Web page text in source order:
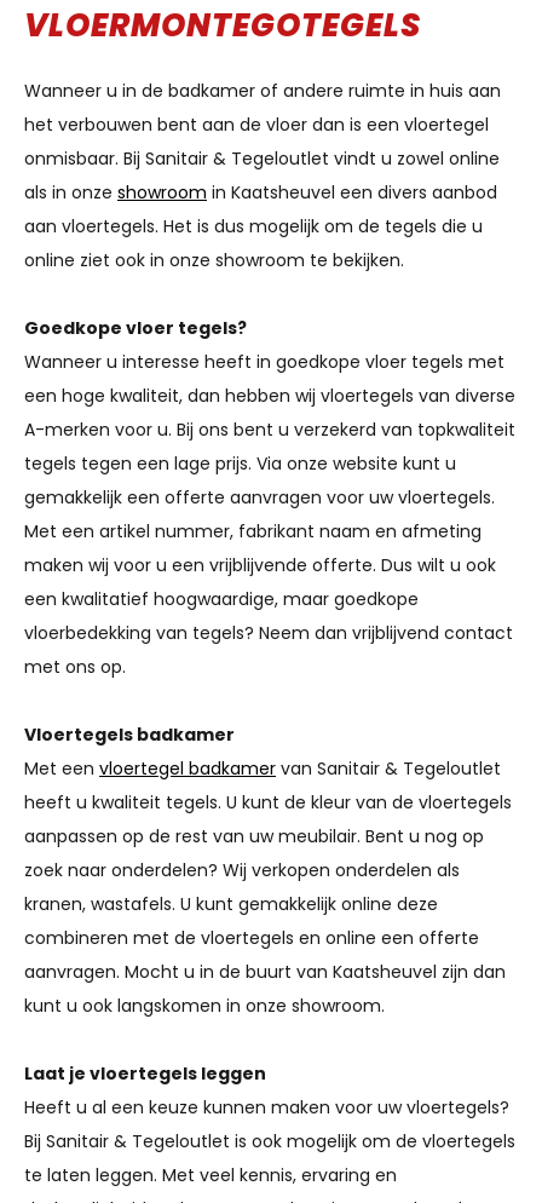
VLOERMONTEGOTEGELS
Wanneer u in de badkamer of andere ruimte in huis aan
het verbouwen bent aan de vloer dan is een vloertegel
onmisbaar. Bij Sanitair & Tegeloutlet vindt u zowel online
als in onze showroom in Kaatsheuvel een divers aanbod
aan vloertegels. Het is dus mogelijk om de tegels die u
online ziet ook in onze showroom te bekijken.
Goedkope vloer tegels?
Wanneer u interesse heeft in goedkope vloer tegels met
een hoge kwaliteit, dan hebben wij vloertegels van diverse
A-merken voor u. Bij ons bent u verzekerd van topkwaliteit
tegels tegen een lage prijs. Via onze website kunt u
gemakkelijk een offerte aanvragen voor uw vloertegels.
Met een artikel nummer, fabrikant naam en afmeting
maken wij voor u een vrijblijvende offerte. Dus wilt u ook
een kwalitatief hoogwaardige, maar goedkope
vloerbedekking van tegels? Neem dan vrijblijvend contact
met ons op.
Vloertegels badkamer
Met een vloertegel badkamer van Sanitair & Tegeloutlet
heeft u kwaliteit tegels. U kunt de kleur van de vloertegels
aanpassen op de rest van uw meubilair. Bent u nog op
zoek naar onderdelen? Wij verkopen onderdelen als
kranen, wastafels. U kunt gemakkelijk online deze
combineren met de vloertegels en online een offerte
aanvragen. Mocht u in de buurt van Kaatsheuvel zijn dan
kunt u ook langskomen in onze showroom.
Laat je vloertegels leggen
Heeft u al een keuze kunnen maken voor uw vloertegels?
Bij Sanitair & Tegeloutlet is ook mogelijk om de vloertegels
te laten leggen. Met veel kennis, ervaring en